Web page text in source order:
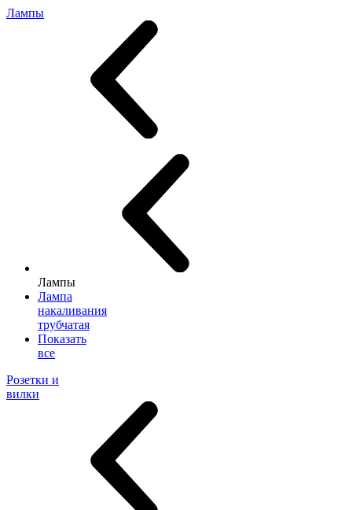
Лампы
Лампы
Лампа
накаливания
трубчатая
Показать
все
Розетки и
вилки